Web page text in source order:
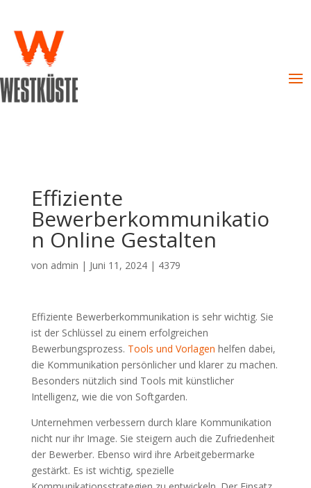
Effiziente
Bewerberkommunikatio
n Online Gestalten
von admin | Juni 11, 2024| 4379
Effiziente Bewerberkommunikation is sehr wichtig. Sie
ist der Schlüssel zu einem erfolgreichen
Bewerbungsprozess. Tools und Vorlagen helfen dabei,
die Kommunikation persönlicher und klarer zu machen.
Besonders nützlich sind Tools mit künstlicher
Intelligenz, wie die von Softgarden.
Unternehmen verbessern durch klare Kommunikation
nicht nur ihr Image. Sie steigern auch die Zufriedenheit
der Bewerber. Ebenso wird ihre Arbeitgebermarke
gestärkt. Es ist wichtig, spezielle